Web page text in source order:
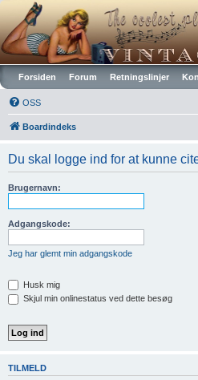
Vintagehifi.dk
Forsiden Forum Retningslinjer
OSS
Boardindeks
Du skal logge ind for at kunne
Brugernavn:
Adgangskode:
Jeg har glemt min adgangskode
Husk mig
Skjul min onlinestatus ved dette besøg
TILMELD